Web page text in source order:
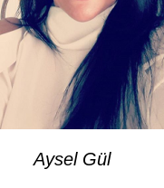
Aysel Gül